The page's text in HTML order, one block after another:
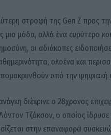
στροφή της Gen Z προς
μια μόδα, αλλά ένα ευρύτερο
οι αδιάκοπες
ολοένα και
από την
διέκρινε ο 28χρονος
Τζάκσον, ο οποίος
στην επαναφορά